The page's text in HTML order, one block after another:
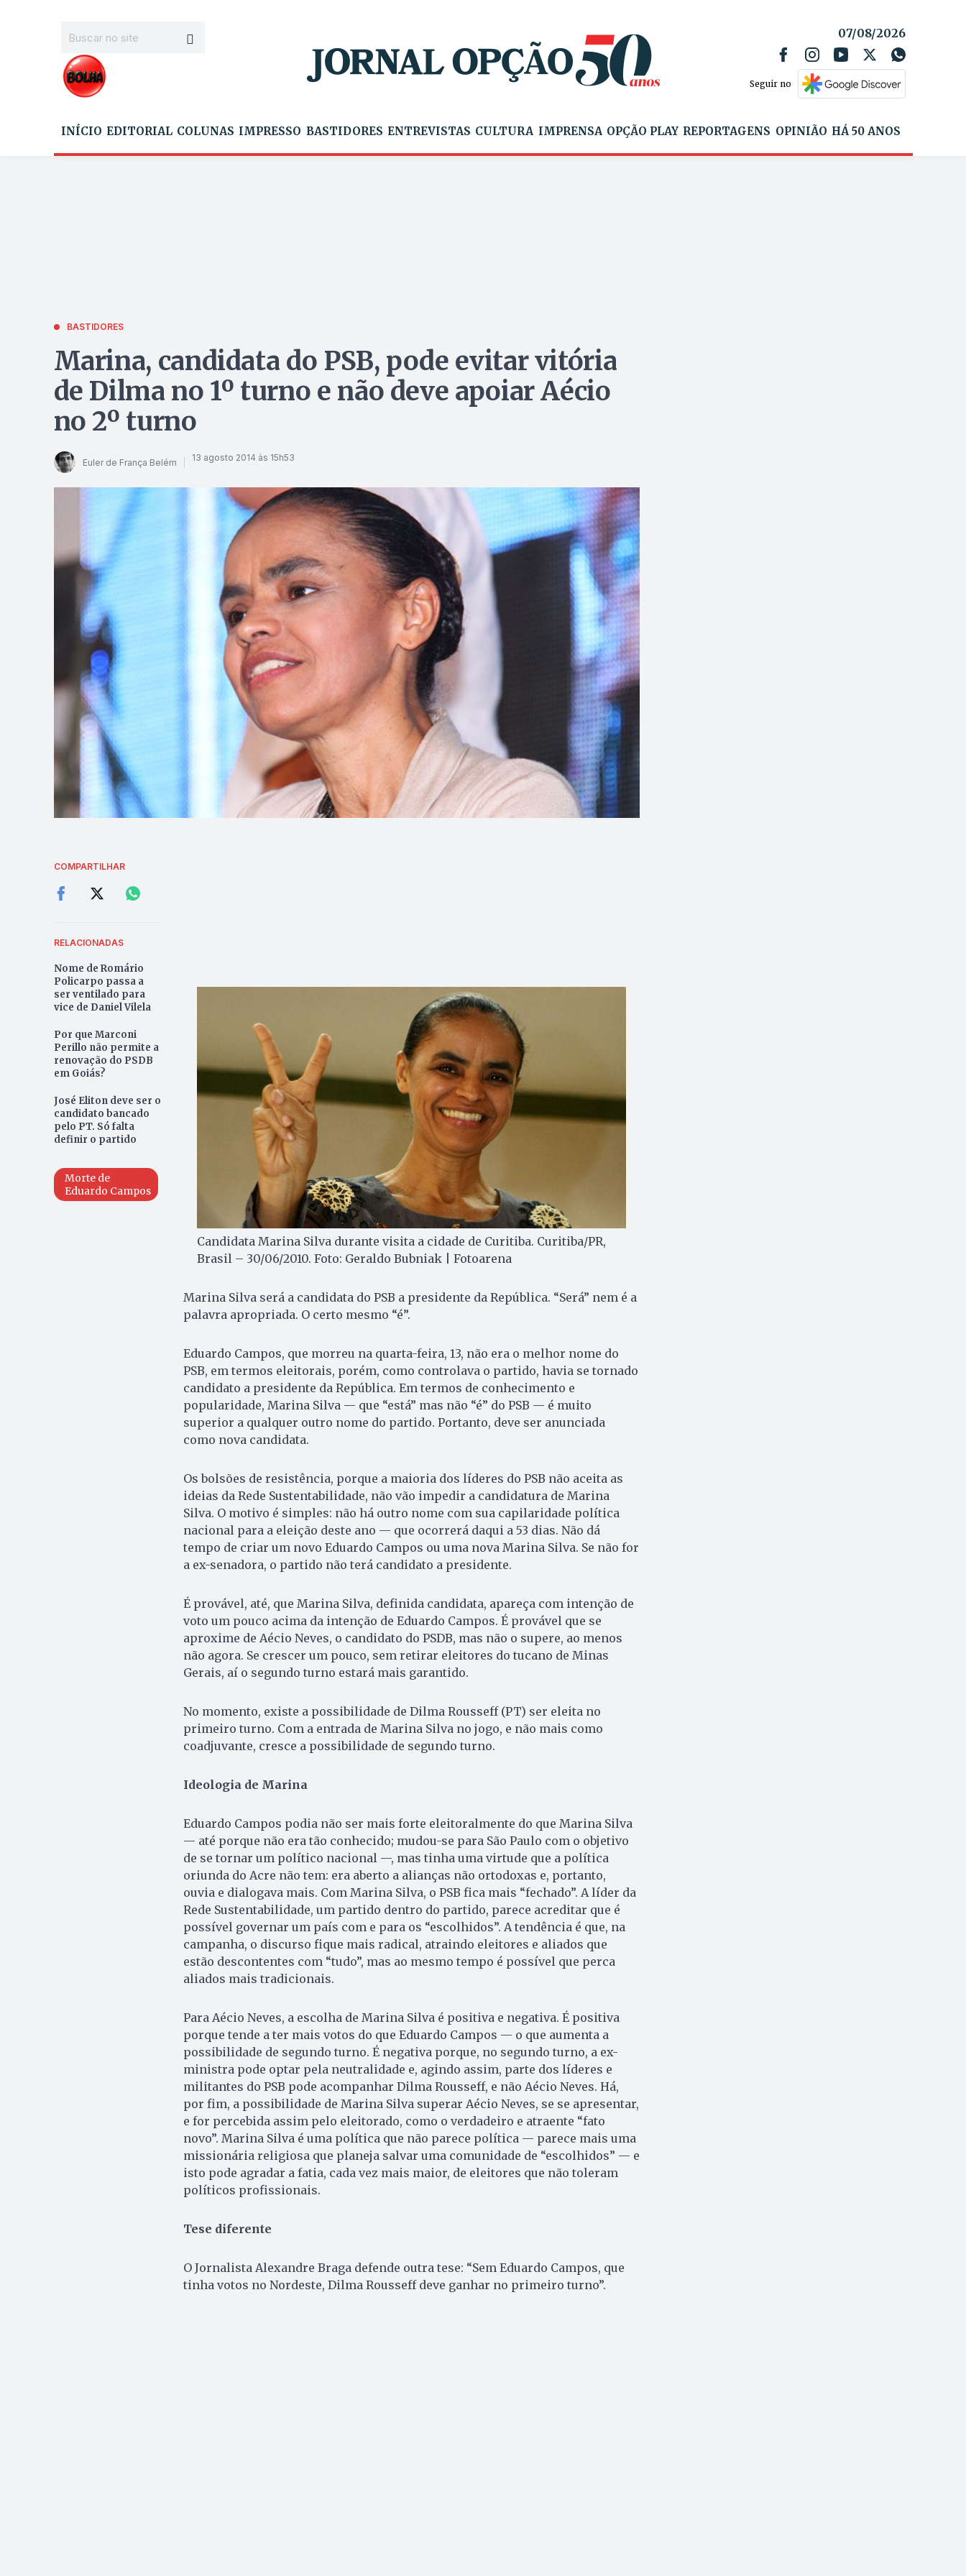
07/08/2026
Seguir no
INÍCIO EDITORIAL COLUNAS IMPRESSO BASTIDORES ENTREVISTAS CULTURA IMPRENSA OPÇÃO PLAY REPORTAGENS OPINIÃO HÁ 50 ANOS
BASTIDORES
Marina, candidata do PSB, pode evitar vitória
de Dilma no 1º turno e não deve apoiar Aécio
no 2º turno
Euler de França Belém 13 agosto 2014 às 15h53
COMPARTILHAR
RELACIONADAS
Nome de Romário
Policarpo passa a
ser ventilado para
vice de Daniel Vilela
Por que Marconi
Perillo não permite a
renovação do PSDB
em Goiás?
José Eliton deve ser o
candidato bancado
pelo PT. Só falta
definir o partido
Morte de
Eduardo Campos
Candidata Marina Silva durante visita a cidade de Curitiba. Curitiba/PR,
Brasil – 30/06/2010. Foto: Geraldo Bubniak | Fotoarena
Marina Silva será a candidata do PSB a presidente da República. “Será” nem é a
palavra apropriada. O certo mesmo “é”.
Eduardo Campos, que morreu na quarta-feira, 13, não era o melhor nome do
PSB, em termos eleitorais, porém, como controlava o partido, havia se tornado
candidato a presidente da República. Em termos de conhecimento e
popularidade, Marina Silva — que “está” mas não “é” do PSB — é muito
superior a qualquer outro nome do partido. Portanto, deve ser anunciada
como nova candidata.
Os bolsões de resistência, porque a maioria dos líderes do PSB não aceita as
ideias da Rede Sustentabilidade, não vão impedir a candidatura de Marina
Silva. O motivo é simples: não há outro nome com sua capilaridade política
nacional para a eleição deste ano — que ocorrerá daqui a 53 dias. Não dá
tempo de criar um novo Eduardo Campos ou uma nova Marina Silva. Se não for
a ex-senadora, o partido não terá candidato a presidente.
É provável, até, que Marina Silva, definida candidata, apareça com intenção de
voto um pouco acima da intenção de Eduardo Campos. É provável que se
aproxime de Aécio Neves, o candidato do PSDB, mas não o supere, ao menos
não agora. Se crescer um pouco, sem retirar eleitores do tucano de Minas
Gerais, aí o segundo turno estará mais garantido.
No momento, existe a possibilidade de Dilma Rousseff (PT) ser eleita no
primeiro turno. Com a entrada de Marina Silva no jogo, e não mais como
coadjuvante, cresce a possibilidade de segundo turno.
Ideologia de Marina
Eduardo Campos podia não ser mais forte eleitoralmente do que Marina Silva
— até porque não era tão conhecido; mudou-se para São Paulo com o objetivo
de se tornar um político nacional —, mas tinha uma virtude que a política
oriunda do Acre não tem: era aberto a alianças não ortodoxas e, portanto,
ouvia e dialogava mais. Com Marina Silva, o PSB fica mais “fechado”. A líder da
Rede Sustentabilidade, um partido dentro do partido, parece acreditar que é
possível governar um país com e para os “escolhidos”. A tendência é que, na
campanha, o discurso fique mais radical, atraindo eleitores e aliados que
estão descontentes com “tudo”, mas ao mesmo tempo é possível que perca
aliados mais tradicionais.
Para Aécio Neves, a escolha de Marina Silva é positiva e negativa. É positiva
porque tende a ter mais votos do que Eduardo Campos — o que aumenta a
possibilidade de segundo turno. É negativa porque, no segundo turno, a ex-
ministra pode optar pela neutralidade e, agindo assim, parte dos líderes e
militantes do PSB pode acompanhar Dilma Rousseff, e não Aécio Neves. Há,
por fim, a possibilidade de Marina Silva superar Aécio Neves, se se apresentar,
e for percebida assim pelo eleitorado, como o verdadeiro e atraente “fato
novo”. Marina Silva é uma política que não parece política — parece mais uma
missionária religiosa que planeja salvar uma comunidade de “escolhidos” — e
isto pode agradar a fatia, cada vez mais maior, de eleitores que não toleram
políticos profissionais.
Tese diferente
O Jornalista Alexandre Braga defende outra tese: “Sem Eduardo Campos, que
tinha votos no Nordeste, Dilma Rousseff deve ganhar no primeiro turno”.